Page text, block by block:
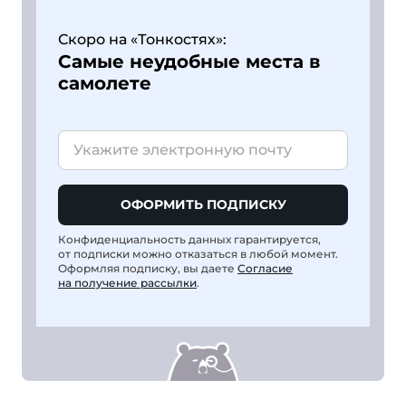
Скоро на «Тонкостях»:
Самые неудобные места в
самолете
ОФОРМИТЬ ПОДПИСКУ
Конфиденциальность данных гарантируется,
от подписки можно отказаться в любой момент.
Оформляя подписку, вы даете Согласие
на получение рассылки.